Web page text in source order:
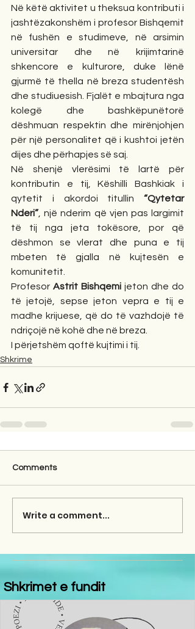
Në këtë aktivitet u theksua kontributi i
jashtëzakonshëm i profesor Bishqemit
në fushën e studimeve, në arsimin
universitar dhe në krijimtarinë
shkencore e kulturore, duke lënë
gjurmë të thella në breza studentësh
dhe studiuesish. Fjalët e mbajtura nga
kolegë dhe bashkëpunëtorë
dëshmuan respektin dhe mirënjohjen
për një personalitet që i kushtoi jetën
dijes dhe përhapjes së saj.
Në shenjë vlerësimi të lartë për
kontributin e tij, Këshilli Bashkiak i
qytetit i akordoi titullin “Qytetar
Nderi” , një nderim që vjen pas largimit
të tij nga jeta tokësore, por që
dëshmon se vlerat dhe puna e tij
mbeten të gjalla në kujtesën e
komunitetit.
Profesor Astrit Bishqemi jeton dhe do
të jetojë, sepse jeton vepra e tij e
madhe krijuese, që do të vazhdojë të
ndriçojë në kohë dhe në breza.
I përjetshëm qoftë kujtimi i tij.
Shkrime
Comments
Write a comment...
Shkrimet e fundit